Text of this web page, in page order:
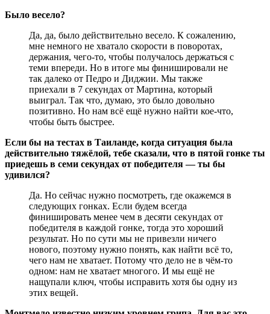
Было весело?
Да, да, было действительно весело. К сожалению,
мне немного не хватало скорости в поворотах,
держания, чего-то, чтобы получалось держаться с
теми впереди. Но в итоге мы финишировали не
так далеко от Педро и Диджии. Мы также
приехали в 7 секундах от Мартина, который
выиграл. Так что, думаю, это было довольно
позитивно. Но нам всё ещё нужно найти кое-что,
чтобы быть быстрее.
Если бы на тестах в Таиланде, когда ситуация была
действительно тяжёлой, тебе сказали, что в пятой гонке ты
приедешь в семи секундах от победителя — ты бы
удивился?
Да. Но сейчас нужно посмотреть, где окажемся в
следующих гонках. Если будем всегда
финишировать менее чем в десяти секундах от
победителя в каждой гонке, тогда это хороший
результат. Но по сути мы не привезли ничего
нового, поэтому нужно понять, как найти всё то,
чего нам не хватает. Потому что дело не в чём-то
одном: нам не хватает многого. И мы ещё не
нащупали ключ, чтобы исправить хотя бы одну из
этих вещей.